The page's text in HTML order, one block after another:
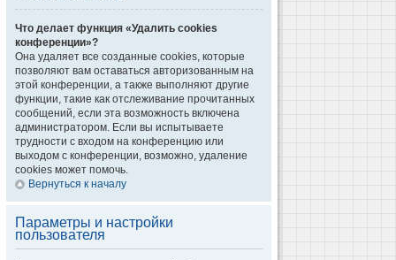
Что делает функция «Удалить cookies
конференции»?
Она удаляет все созданные cookies, которые
позволяют вам оставаться авторизованным на
этой конференции, а также выполняют другие
функции, такие как отслеживание прочитанных
сообщений, если эта возможность включена
администратором. Если вы испытываете
трудности с входом на конференцию или
выходом с конференции, возможно, удаление
cookies может помочь.
Вернуться к началу
Параметры и настройки
пользователя